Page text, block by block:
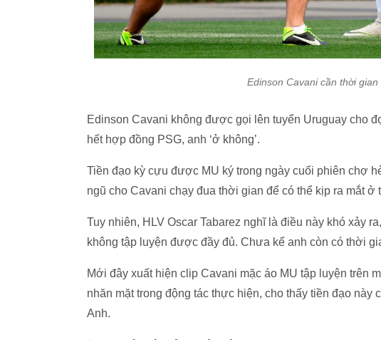
Edinson Cavani cần thời
Edinson Cavani không được gọi lên tuyển Uruguay cho
hết hợp đồng PSG, anh ‘ở không’.
Tiền đạo kỳ cựu được MU ký trong ngày cuối phiên chợ
ngũ cho Cavani chạy đua thời gian để có thể kịp ra mắt
Tuy nhiên, HLV Oscar Tabarez nghĩ là điều này khó xảy
không tập luyện được đầy đủ. Chưa kể anh còn có thời
Mới đây xuất hiện clip Cavani mặc áo MU tập luyện trên
nhăn mặt trong động tác thực hiện, cho thấy tiền đạo
Anh.